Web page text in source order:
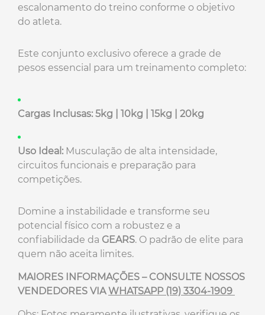
escalonamento do treino conforme o objetivo
do atleta.
Este conjunto exclusivo oferece a grade de
pesos essencial para um treinamento completo:
Cargas Inclusas: 5kg | 10kg | 15kg | 20kg
Uso Ideal: Musculação de alta intensidade,
circuitos funcionais e preparação para
competições.
Domine a instabilidade e transforme seu
potencial físico com a robustez e a
confiabilidade da GEARS. O padrão de elite para
quem não aceita limites.
MAIORES INFORMAÇÕES – CONSULTE NOSSOS
VENDEDORES VIAWHATSAPP (19) 3304-1909